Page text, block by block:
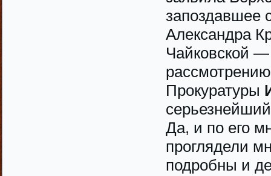
запоздавшее
Александра
Чайковской —
Прокуратуры
Да, и по его
проглядели
подробны и